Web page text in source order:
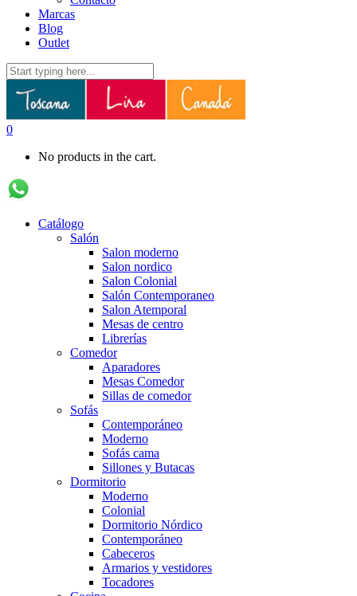
Marcas
Blog
Outlet
0
No products in the cart.
Catálogo
Salón
Salon moderno
Salon nordico
Salon Colonial
Salón Contemporaneo
Salon Atemporal
Mesas de centro
Librerías
Comedor
Aparadores
Mesas Comedor
Sillas de comedor
Sofás
Contemporáneo
Moderno
Sofás cama
Sillones y Butacas
Dormitorio
Moderno
Colonial
Dormitorio Nórdico
Contemporáneo
Cabeceros
Armarios y vestidores
Tocadores